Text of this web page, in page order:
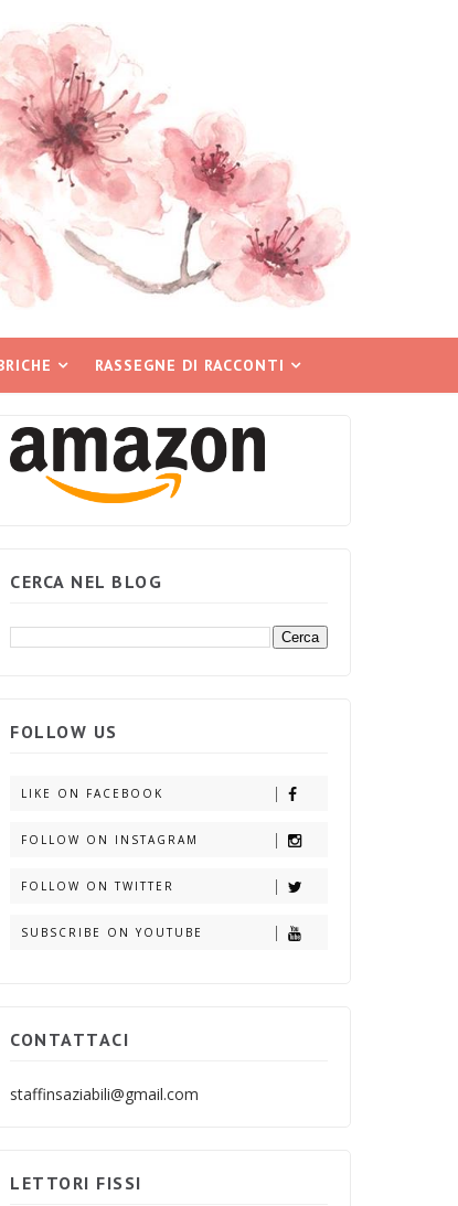
RASSEGNE DI RACCONTI
CERCA NEL BLOG
FOLLOW US
LIKE ON FACEBOOK
FOLLOW ON INSTAGRAM
FOLLOW ON TWITTER
SUBSCRIBE ON YOUTUBE
CONTATTACI
staffinsaziabili@gmail.com
LETTORI FISSI